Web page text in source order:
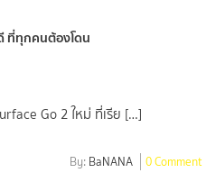
ที่ทุกคนต้องโดน
Go 2 ใหม่ ที่เรีย […]
By: BaNANA 0 Comment